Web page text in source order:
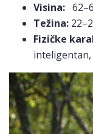
Visina:
Težina:
Fizičke